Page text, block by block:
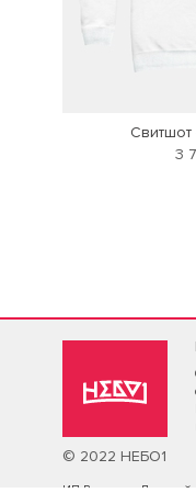
Свитшот
3
© 2022 НЕБО1
ИП Васильев Дмитрий